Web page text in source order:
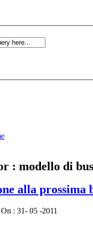
: modello di
alla prossima
: 31- 05 -2011